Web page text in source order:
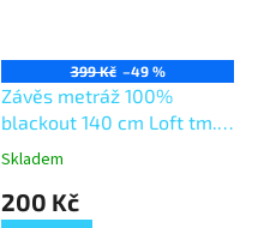
399 Kč –49 %
Závěs metráž 100%
blackout 140 cm Loft tm.
šedý
Skladem
200 Kč